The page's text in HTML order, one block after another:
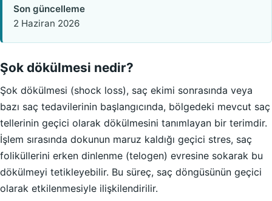
Son güncelleme
2 Haziran 2026
Şok dökülmesi nedir?
Şok dökülmesi (shock loss), saç ekimi sonrasında veya
bazı saç tedavilerinin başlangıcında, bölgedeki mevcut saç
tellerinin geçici olarak dökülmesini tanımlayan bir terimdir.
İşlem sırasında dokunun maruz kaldığı geçici stres, saç
foliküllerini erken dinlenme (telogen) evresine sokarak bu
dökülmeyi tetikleyebilir. Bu süreç, saç döngüsünün geçici
olarak etkilenmesiyle ilişkilendirilir.